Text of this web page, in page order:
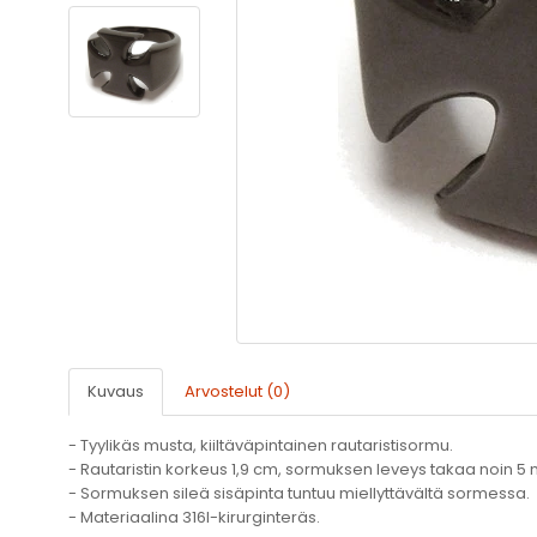
Kuvaus Arvostelut (0)
- Tyylikäs musta, kiiltäväpintainen rautaristisormu.
- Rautaristin korkeus 1,9 cm, sormuksen leveys takaa noin 5
- Sormuksen sileä sisäpinta tuntuu miellyttävältä sormessa.
- Materiaalina 316l-kirurginteräs.